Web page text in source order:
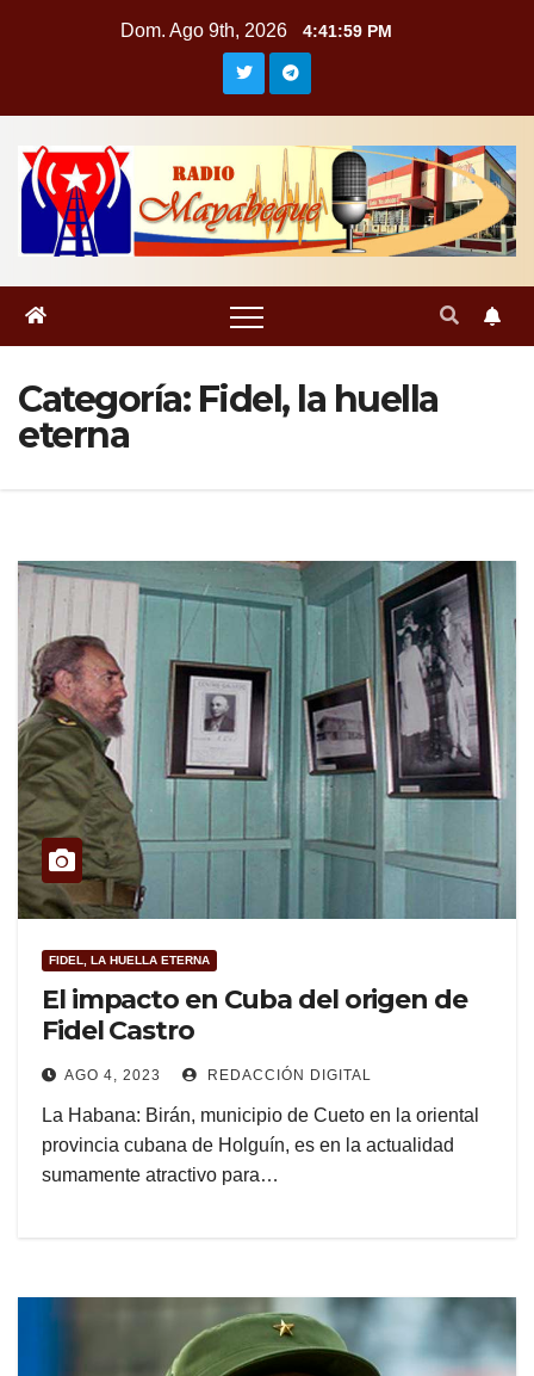
Dom. Ago 9th, 2026 4:42:02 PM
Categoría: Fidel, la huella
eterna
FIDEL, LA HUELLA ETERNA
El impacto en Cuba del origen de
Fidel Castro
AGO 4, 2023 REDACCIÓN DIGITAL
La Habana: Birán, municipio de Cueto en la oriental
provincia cubana de Holguín, es en la actualidad
sumamente atractivo para…